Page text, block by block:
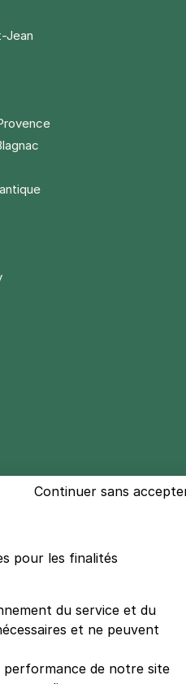
Jean
h sur autoroute réduit votre
réservés - Fabriqué avec soin à
et Paris
Continuer sans
pour les finalités
du service et du
et ne peuvent
performance de notre site